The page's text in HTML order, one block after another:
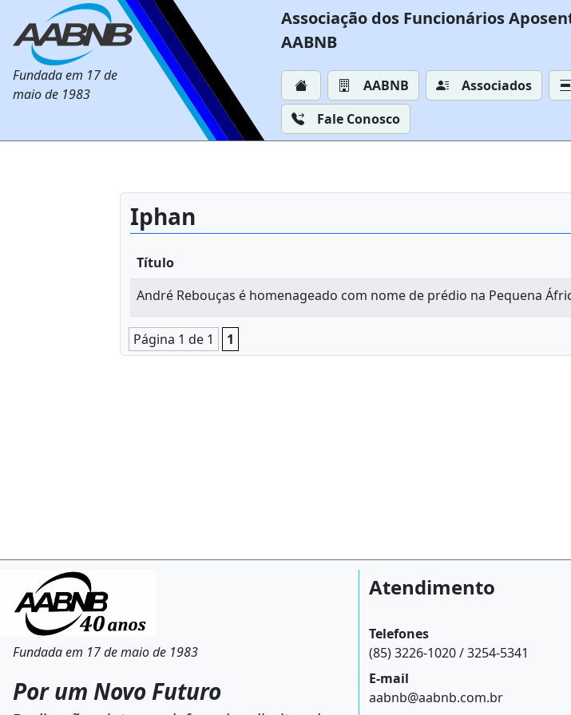
Fundada em 17 de
maio de 1983
Associação dos Funcionários
AABNB
AABNB Associados
Fale Conosco
Iphan
Título
André Rebouças é homenageado com nome de prédio na Pequena
Página 1 de 1 1
Fundada em 17 de maio de 1983
Por um Novo Futuro
Atendimento
Telefones
(85) 3226-1020 / 3254-5341
E-mail
aabnb@aabnb.com.br